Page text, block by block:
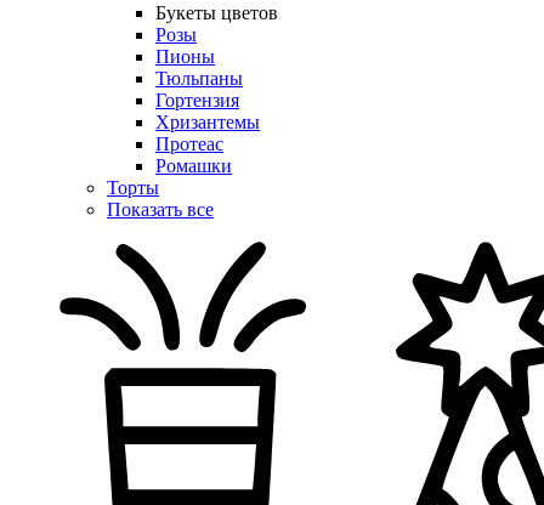
Букеты цветов
Розы
Пионы
Тюльпаны
Гортензия
Хризантемы
Протеас
Ромашки
Торты
Показать все